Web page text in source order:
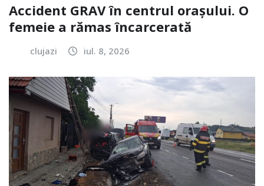
Accident GRAV în centrul orașului. O
femeie a rămas încarcerată
clujazi iul. 8, 2026